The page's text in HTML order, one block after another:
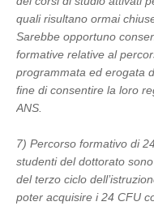
quali risultano ormai
Sarebbe opportuno
formative relative al
programmata ed erogata
fine di consentire la loro
ANS.
7) Percorso formativo di
studenti del dottorato
del terzo ciclo
poter acquisire i 24 CFU